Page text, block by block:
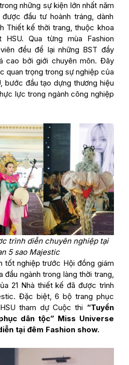
những sự kiện lớn nhất năm
đầu tư hoành tráng, dành
Thiết kế thời trang, thuộc khoa
Qua từng mùa Fashion
đều để lại những BST đầy
cao bởi giới chuyên môn. Đây
quan trọng trong sự nghiệp của
bước đầu tạo dựng thương hiệu
lực trong ngành công nghiệp
trình diễn chuyên nghiệp tại
5 sao Majestic
tốt nghiệp trước Hội đồng giám
đầu ngành trong làng thời trang,
21 Nhà thiết kế đã được trình
Đặc biệt, 6 bộ trang phục
tham dự Cuộc thi “Tuyển
dân tộc” Miss Universe
tại đêm Fashion show.